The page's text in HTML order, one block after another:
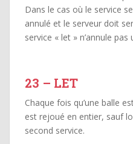
Dans le cas où le service
annulé et le serveur doit
service « let » n’annule
23 – LET
Chaque fois qu’une balle
est rejoué en entier, sauf
second service.